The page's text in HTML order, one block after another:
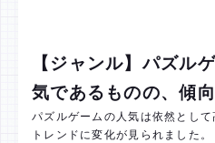
【ジャンル】パズル
気であるものの、傾
パズルゲームの人気は依然とし
トレンドに変化が見られました。